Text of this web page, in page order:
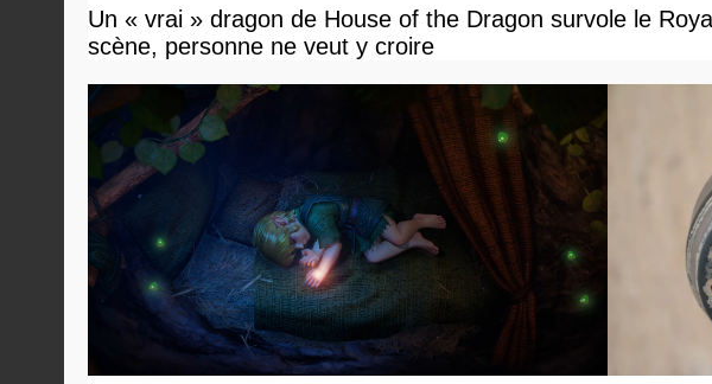
Un « vrai » dragon de House of the Dragon survole le
scène, personne ne veut y croire